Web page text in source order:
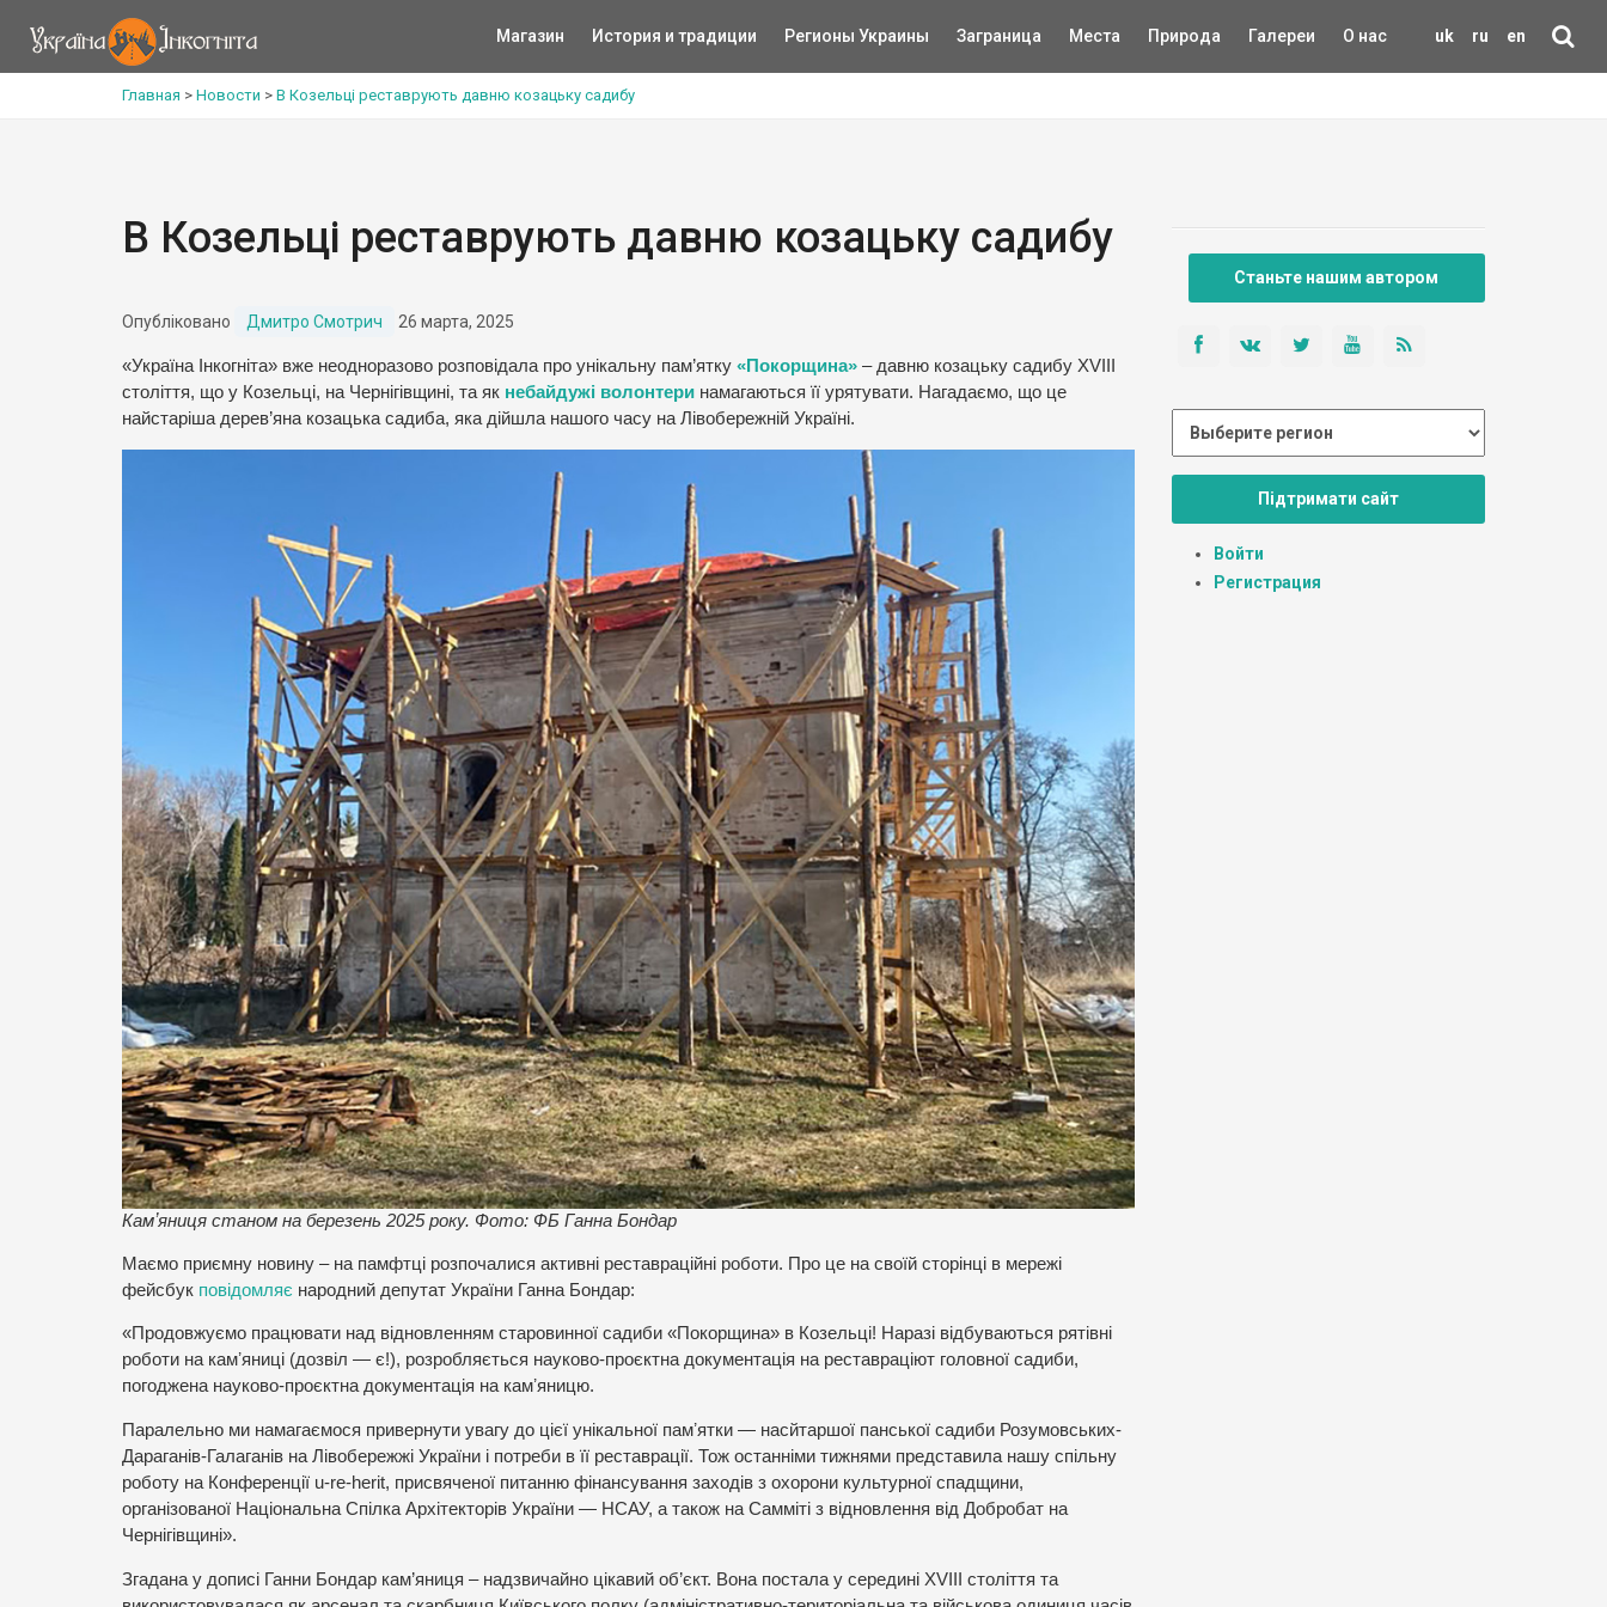
uk ru en
Магазин История и традиции Регионы Украины Заграница Места Природа Галереи О нас
Главная > Новости > В Козельці реставрують давню козацьку садибу
В Козельці реставрують давню козацьку садибу
Опубліковано Дмитро Смотрич 26 марта, 2025
«Україна Інкогніта» вже неодноразово розповідала про унікальну пам’ятку «Покорщина» – давню козацьку садибу XVIII
століття, що у Козельці, на Чернігівщині, та як небайдужі волонтери намагаються її урятувати. Нагадаємо, що це
найстаріша дерев’яна козацька садиба, яка дійшла нашого часу на Лівобережній Україні.
Камʼяниця станом на березень 2025 року. Фото: ФБ Ганна Бондар
Маємо приємну новину – на памфтці розпочалися активні реставраційні роботи. Про це на своїй сторінці в мережі
фейсбук повідомляє народний депутат України Ганна Бондар:
«Продовжуємо працювати над відновленням старовинної садиби «Покорщина» в Козельці! Наразі відбуваються рятівні
роботи на камʼяниці (дозвіл — є!), розробляється науково-проєктна документація на реставраціют головної садиби,
погоджена науково-проєктна документація на камʼяницю.
Паралельно ми намагаємося привернути увагу до цієї унікальної памʼятки — насйтаршої панської садиби Розумовських-
Дараганів-Галаганів на Лівобережжі України і потреби в її реставрації. Тож останніми тижнями представила нашу спільну
роботу на Конференції u-re-herit, присвяченої питанню фінансування заходів з охорони культурної спадщини,
організованої Національна Спілка Архітекторів України — НСАУ, а також на Самміті з відновлення від Добробат на
Чернігівщині».
Згадана у дописі Ганни Бондар кам’яниця – надзвичайно цікавий об’єкт. Вона постала у середині XVIII століття та
Станьте нашим автором
Підтримати сайт
Войти
Регистрация